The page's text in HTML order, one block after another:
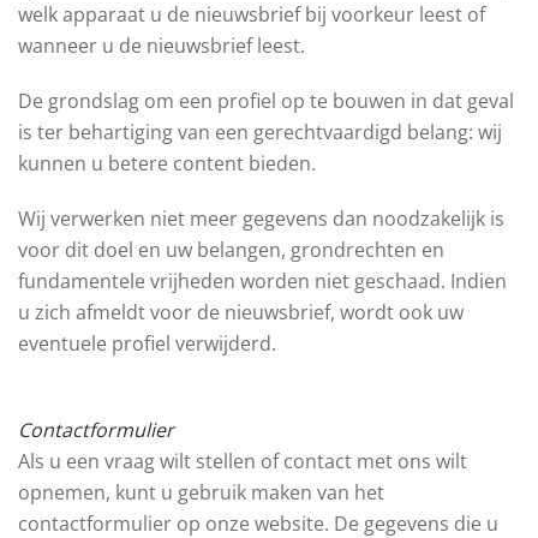
welk apparaat u de nieuwsbrief bij voorkeur leest of
wanneer u de nieuwsbrief leest.
De grondslag om een profiel op te bouwen in dat geval
is ter behartiging van een gerechtvaardigd belang: wij
kunnen u betere content bieden.
Wij verwerken niet meer gegevens dan noodzakelijk is
voor dit doel en uw belangen, grondrechten en
fundamentele vrijheden worden niet geschaad. Indien
u zich afmeldt voor de nieuwsbrief, wordt ook uw
eventuele profiel verwijderd.
Contactformulier
Als u een vraag wilt stellen of contact met ons wilt
opnemen, kunt u gebruik maken van het
contactformulier op onze website. De gegevens die u